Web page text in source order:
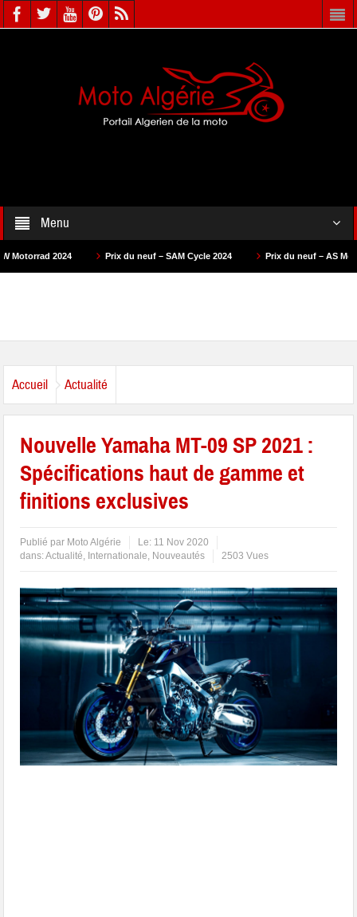
Menu
Prix du neuf – SAM Cycle 2024 Prix du neuf – AS Motors 2024 Prix du
Accueil Actualité
Nouvelle Yamaha MT-09 SP 2021 :
Spécifications haut de gamme et
finitions exclusives
Publié par Moto Algérie Le: 11 Nov 2020
dans:Actualité, Internationale, Nouveautés 2503 Vues